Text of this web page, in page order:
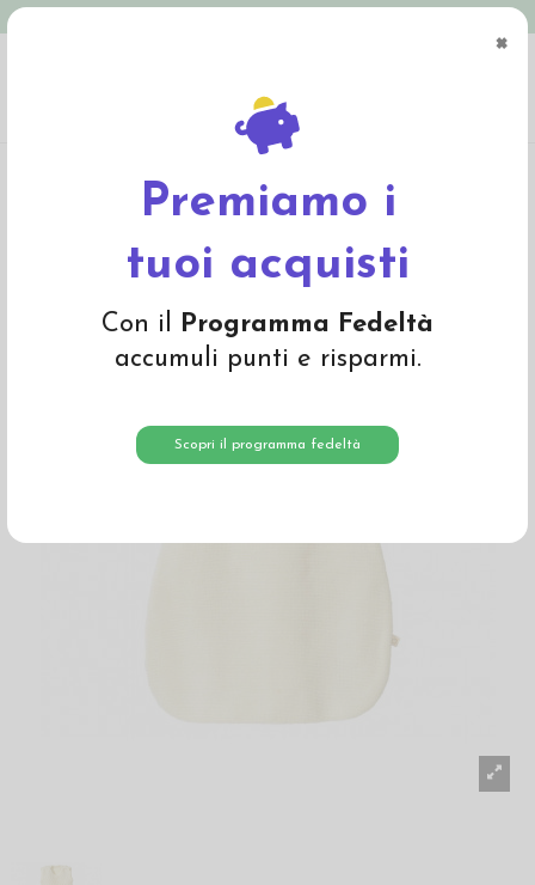
×
Premiamo i
tuoi acquisti
Con il Programma Fedeltà
accumuli punti e risparmi.
Scopri il programma fedeltà
senza maniche - col. ecrù